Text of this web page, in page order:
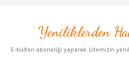
Yeniliklerden
E-bülten aboneliği yaparak sitemizin